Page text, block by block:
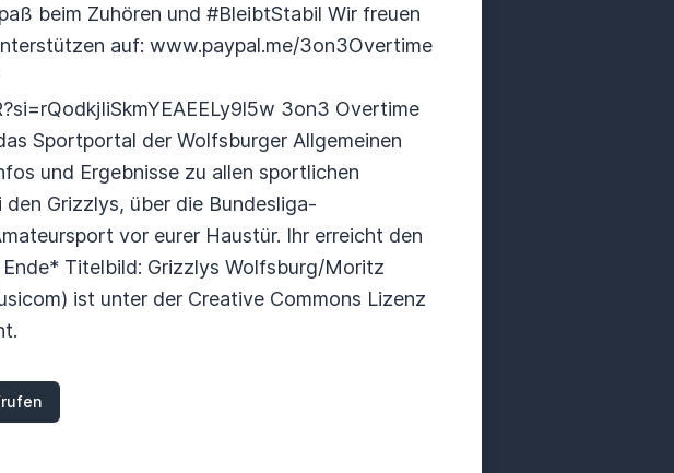
beim Zuhören und #BleibtStabil Wir freuen
auf: www.paypal.me/3on3Overtime
3on3 Overtime
Sportportal der Wolfsburger Allgemeinen
und Ergebnisse zu allen sportlichen
Grizzlys, über die Bundesliga-
vor eurer Haustür. Ihr erreicht den
Titelbild: Grizzlys Wolfsburg/Moritz
ist unter der Creative Commons Lizenz